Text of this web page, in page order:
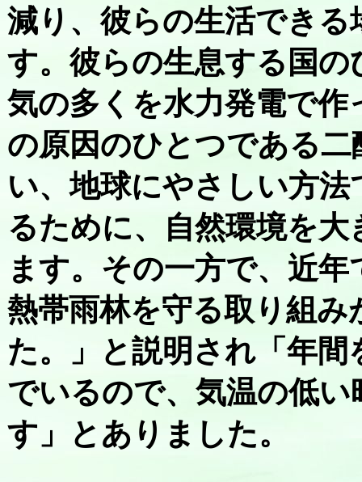
減り、彼らの生活でき
す。彼らの生息する国
気の多くを水力発電で
の原因のひとつである
い、地球にやさしい方
るために、自然環境を
ます。その一方で、近
熱帯雨林を守る取り組
た。」と説明され「年
でいるので、気温の低
す」とありました。